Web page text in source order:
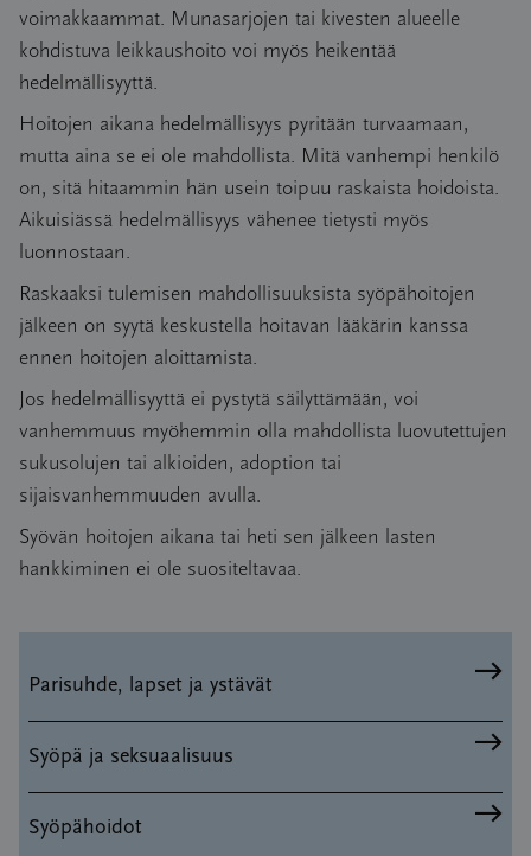
voimakkaammat. Munasarjojen tai kivesten alueelle
kohdistuva leikkaushoito voi myös heikentää
hedelmällisyyttä.
Hoitojen aikana hedelmällisyys pyritään turvaamaan,
mutta aina se ei ole mahdollista. Mitä vanhempi henkilö
on, sitä hitaammin hän usein toipuu raskaista hoidoista.
Aikuisiässä hedelmällisyys vähenee tietysti myös
luonnostaan.
Raskaaksi tulemisen mahdollisuuksista syöpähoitojen
jälkeen on syytä keskustella hoitavan lääkärin kanssa
ennen hoitojen aloittamista.
Jos hedelmällisyyttä ei pystytä säilyttämään, voi
vanhemmuus myöhemmin olla mahdollista luovutettujen
sukusolujen tai alkioiden, adoption tai
sijaisvanhemmuuden avulla.
Syövän hoitojen aikana tai heti sen jälkeen lasten
hankkiminen ei ole suositeltavaa.
Parisuhde, lapset ja ystävät
Syöpä ja seksuaalisuus
Syöpähoidot